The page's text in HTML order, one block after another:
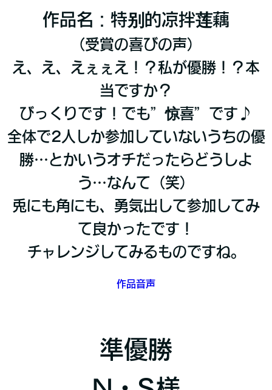
作品名：特别的凉拌莲藕
（受賞の喜びの声）
え、え、えぇぇえ！？私が優勝！？本
当ですか？
びっくりです！でも”惊喜”です♪
全体で2人しか参加していないうちの優
勝…とかいうオチだったらどうしよ
う…なんて（笑）
兎にも角にも、勇気出して参加してみ
て良かったです！
チャレンジしてみるものですね。
作品音声
準優勝